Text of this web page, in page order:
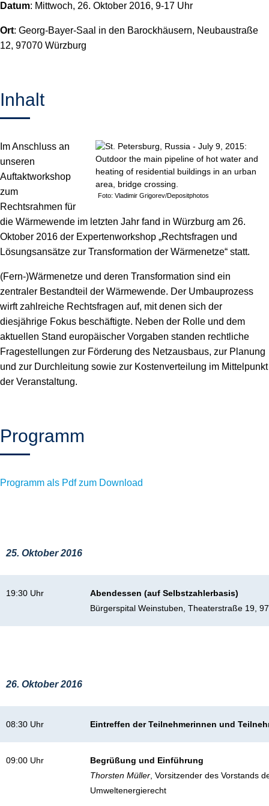
Datum: Mittwoch, 26. Oktober 2016, 9-17 Uhr
Ort: Georg-Bayer-Saal in den Barockhäusern, Neubaustraße
12, 97070 Würzburg
Inhalt
Foto: Vladimir Grigorev/Depositphotos
Im Anschluss an
unseren
Auftaktworkshop
zum
Rechtsrahmen für
die Wärmewende im letzten Jahr fand in Würzburg am 26.
Oktober 2016 der Expertenworkshop „Rechtsfragen und
Lösungsansätze zur Transformation der Wärmenetze“ statt.
(Fern-)Wärmenetze und deren Transformation sind ein
zentraler Bestandteil der Wärmewende. Der Umbauprozess
wirft zahlreiche Rechtsfragen auf, mit denen sich der
diesjährige Fokus beschäftigte. Neben der Rolle und dem
aktuellen Stand europäischer Vorgaben standen rechtliche
Fragestellungen zur Förderung des Netzausbaus, zur Planung
und zur Durchleitung sowie zur Kostenverteilung im Mittelpunkt
der Veranstaltung.
Programm
Programm als Pdf zum Download
25. Oktober 2016
19:30 Uhr
Abendessen (auf Selbstzahlerbasis)
Bürgerspital Weinstuben, Theaterstraße 19,
26. Oktober 2016
08:30 Uhr Eintreffen der Teilnehmerinnen und
09:00 Uhr
Begrüßung und Einführung
Thorsten Müller , Vorsitzender des Vorstands
Umweltenergierecht